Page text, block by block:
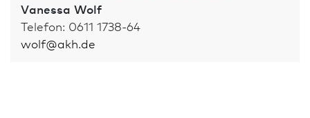
Vanessa Wolf
Telefon: 0611 1738-64
wolf@akh.de